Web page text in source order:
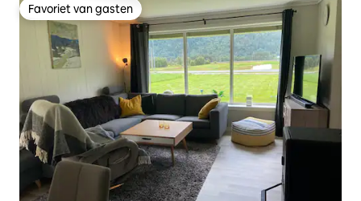
Favoriet van gasten
Favoriet van gasten